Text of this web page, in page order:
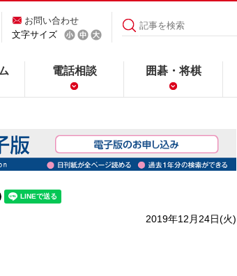
お問い合わせ
文字サイズ
電話相談 囲碁・将棋
2019年12月24日(火)